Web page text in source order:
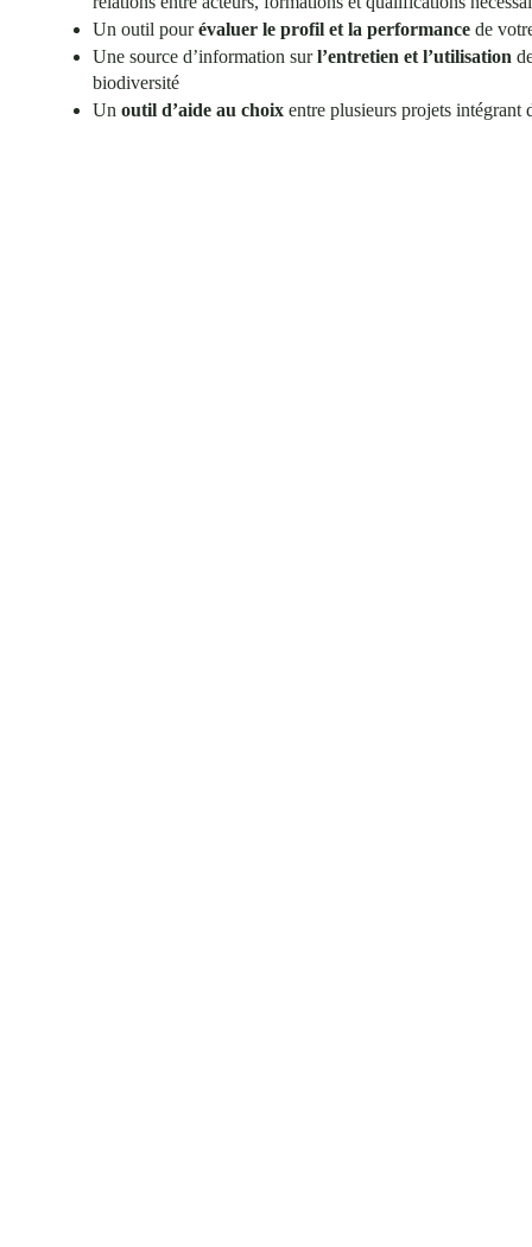
Un outil pourévaluer le profil et la performance de
Une source d’information surl’entretien et l’utilisation
biodiversité
Un outil d’aide au choix entre plusieurs projets intégrant